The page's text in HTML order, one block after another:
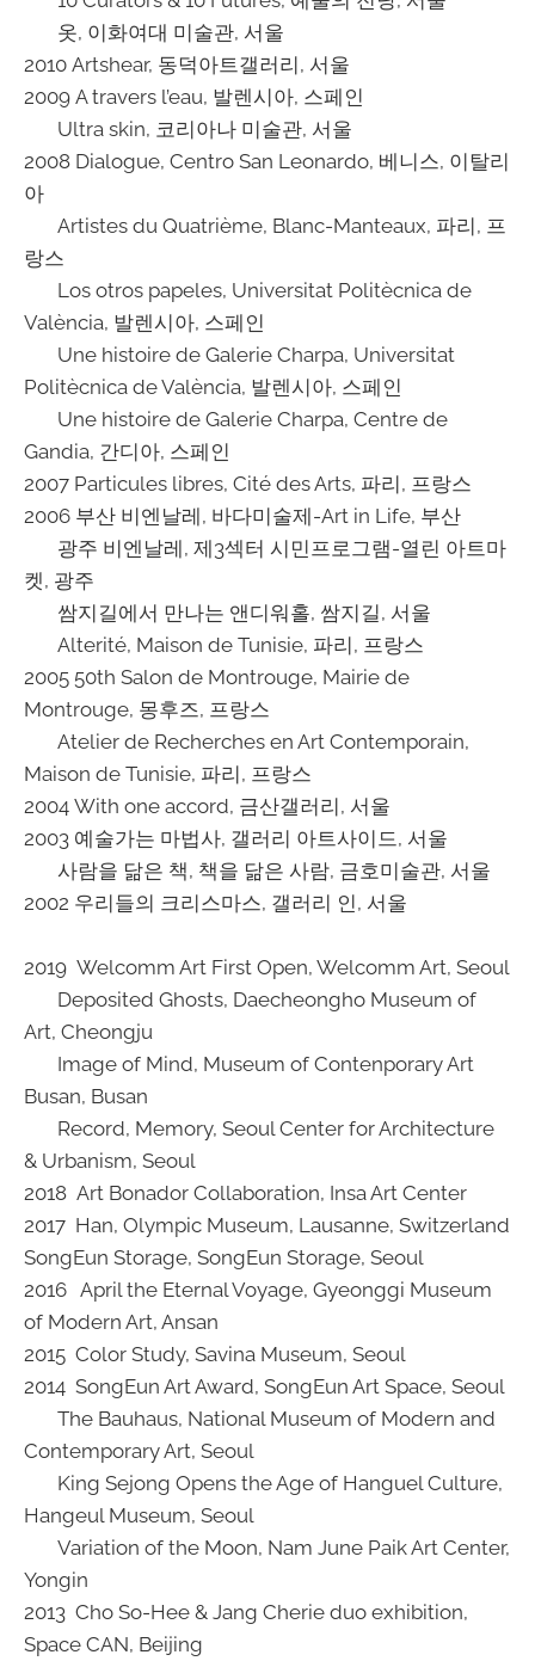
옷, 이화여대 미술관, 서울
2010 Artshear, 동덕아트갤러리, 서울
2009 A travers l’eau, 발렌시아, 스페인
Ultra skin, 코리아나 미술관, 서울
2008 Dialogue, Centro San Leonardo, 베니스, 이탈리
아
Artistes du Quatrième, Blanc-Manteaux, 파리, 프
랑스
Los otros papeles, Universitat Politècnica de
València, 발렌시아, 스페인
Une histoire de Galerie Charpa, Universitat
Politècnica de València, 발렌시아, 스페인
Une histoire de Galerie Charpa, Centre de
Gandia, 간디아, 스페인
2007 Particules libres, Cité des Arts, 파리, 프랑스
2006 부산 비엔날레, 바다미술제-Art in Life, 부산
광주 비엔날레, 제3섹터 시민프로그램-열린 아트마
켓, 광주
쌈지길에서 만나는 앤디워홀, 쌈지길, 서울
Alterité, Maison de Tunisie, 파리, 프랑스
2005 50th Salon de Montrouge, Mairie de
Montrouge, 몽후즈, 프랑스
Atelier de Recherches en Art Contemporain,
Maison de Tunisie, 파리, 프랑스
2004 With one accord, 금산갤러리, 서울
2003 예술가는 마법사, 갤러리 아트사이드, 서울
사람을 닮은 책, 책을 닮은 사람, 금호미술관, 서울
2002 우리들의 크리스마스, 갤러리 인, 서울
2019 Welcomm Art First Open, Welcomm Art, Seoul
Deposited Ghosts, Daecheongho Museum of
Art, Cheongju
Image of Mind, Museum of Contenporary Art
Busan, Busan
Record, Memory, Seoul Center for Architecture
& Urbanism, Seoul
2018 Art Bonador Collaboration, Insa Art Center
2017 Han, Olympic Museum, Lausanne, Switzerland
SongEun Storage, SongEun Storage, Seoul
2016 April the Eternal Voyage, Gyeonggi Museum
of Modern Art, Ansan
2015 Color Study, Savina Museum, Seoul
2014 SongEun Art Award, SongEun Art Space, Seoul
The Bauhaus, National Museum of Modern and
Contemporary Art, Seoul
King Sejong Opens the Age of Hanguel Culture,
Hangeul Museum, Seoul
Variation of the Moon, Nam June Paik Art Center,
Yongin
2013 Cho So-Hee & Jang Cherie duo exhibition,
Space CAN, Beijing